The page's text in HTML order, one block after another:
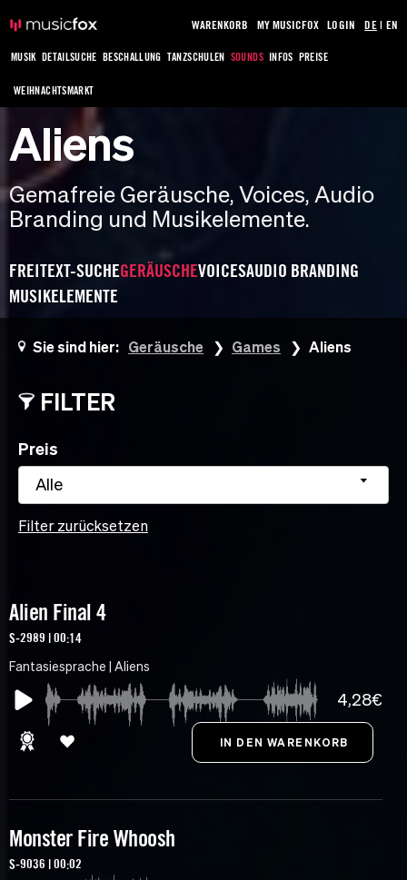
MUSIK DETAILSUCHE BESCHALLUNG TANZSCHULEN SOUNDS INFOS PREISE
WEIHNACHTSMARKT
WARENKORB MY MUSICFOX LOGIN DE| EN
Aliens
Gemafreie Geräusche, Voices, Audio
Branding und Musikelemente.
FREITEXT-SUCHEGERÄUSCHEVOICESAUDIO BRANDING
MUSIKELEMENTE
Sie sind hier: Geräusche Games Aliens
FILTER
Preis
Alle
Filter zurücksetzen
Alien Final 4
S-2989 | 00:14
Fantasiesprache | Aliens
4,28€
Monster Fire Whoosh
S-9036 | 00:02